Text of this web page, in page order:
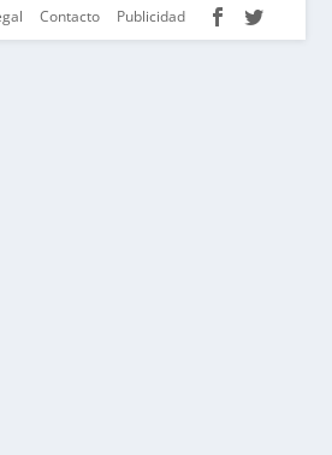
Contacto Publicidad